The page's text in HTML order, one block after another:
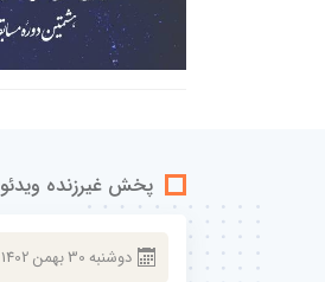
پخش غيرزنده ویدئو
دوشنبه30بهمن1402